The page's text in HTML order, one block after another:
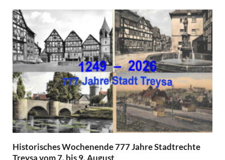
Historisches Wochenende 777 Jahre Stadtrechte
Treysa vom 7. bis 9. August